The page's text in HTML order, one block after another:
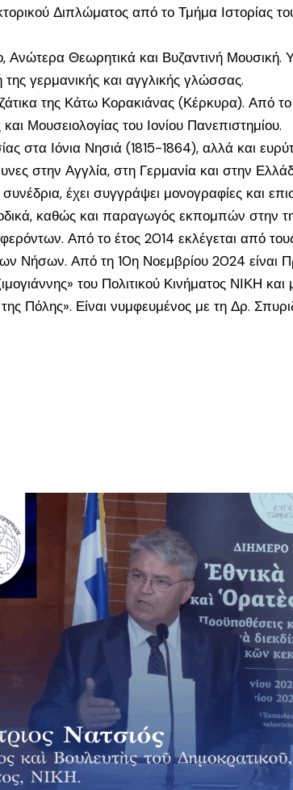
Διπλώματος από το Τμήμα Ιστορίας
Θεωρητικά και Βυζαντινή Μουσική.
γερμανικής και αγγλικής γλώσσας.
της Κάτω Κορακιάνας (Κέρκυρα). Από το
Μουσειολογίας του Ιονίου Πανεπιστημίου.
στα Ιόνια Νησιά (1815-1864), αλλά και
στην Αγγλία, στη Γερμανία και στην
έχει συγγράψει μονογραφίες και
καθώς και παραγωγός εκπομπών στην
Από το έτος 2014 εκλέγεται από
Νήσων. Από τη 10η Νοεμβρίου 2024 είναι
του Πολιτικού Κινήματος ΝΙΚΗ και
Πόλης». Είναι νυμφευμένος με τη Δρ.